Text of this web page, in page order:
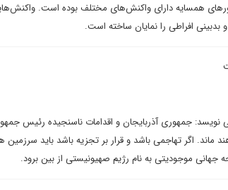
معطوف کرده، در کشورهای همسایه دارای واکنش‌های مختلف بوده است.
بدبینی افراطی را نمایان ساخته است.
نویسد: جمهوری آذربایجان و اقدامات ناسنجیده رئیس
اگر تهاجمی باشد و قرار بر تجزیه باشد باید سرزمین
جهانی موجودیتی به نام رژیم صهیونیستی از بین برود.